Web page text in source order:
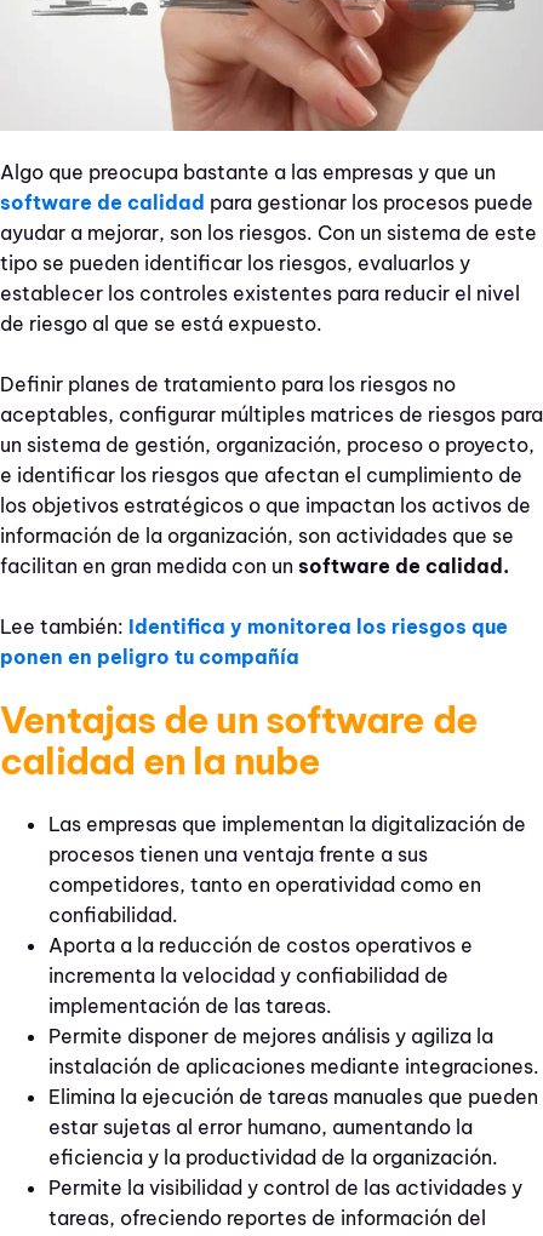
Algo que preocupa bastante a las empresas y que un
software de calidad para gestionar los procesos puede
ayudar a mejorar, son los riesgos. Con un sistema de este
tipo se pueden identificar los riesgos, evaluarlos y
establecer los controles existentes para reducir el nivel
de riesgo al que se está expuesto.
Definir planes de tratamiento para los riesgos no
aceptables, configurar múltiples matrices de riesgos para
un sistema de gestión, organización, proceso o proyecto,
e identificar los riesgos que afectan el cumplimiento de
los objetivos estratégicos o que impactan los activos de
información de la organización, son actividades que se
facilitan en gran medida con un software de calidad.
Lee también: Identifica y monitorea los riesgos que
ponen en peligro tu compañía
Ventajas de un software de
calidad en la nube
Las empresas que implementan la digitalización de
procesos tienen una ventaja frente a sus
competidores, tanto en operatividad como en
confiabilidad.
Aporta a la reducción de costos operativos e
incrementa la velocidad y confiabilidad de
implementación de las tareas.
Permite disponer de mejores análisis y agiliza la
instalación de aplicaciones mediante integraciones.
Elimina la ejecución de tareas manuales que pueden
estar sujetas al error humano, aumentando la
eficiencia y la productividad de la organización.
Permite la visibilidad y control de las actividades y
tareas, ofreciendo reportes de información del